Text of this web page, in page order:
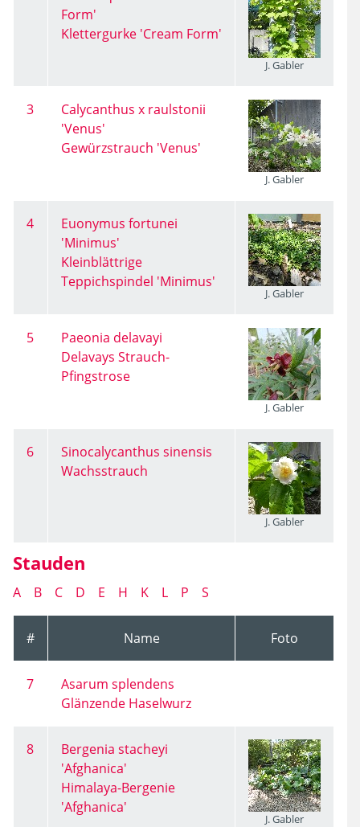
Form'
Klettergurke 'Cream Form'
J. Gabler
3
Calycanthus x raulstonii
'Venus'
Gewürzstrauch 'Venus'
J. Gabler
4
Euonymus fortunei
'Minimus'
Kleinblättrige
Teppichspindel 'Minimus'
J. Gabler
5
Paeonia delavayi
Delavays Strauch-
Pfingstrose
J. Gabler
6
Sinocalycanthus sinensis
Wachsstrauch
J. Gabler
Stauden
A B C D E H K L P S
# Name Foto
7
Asarum splendens
Glänzende Haselwurz
8
Bergenia stacheyi
'Afghanica'
Himalaya-Bergenie
'Afghanica'
J. Gabler